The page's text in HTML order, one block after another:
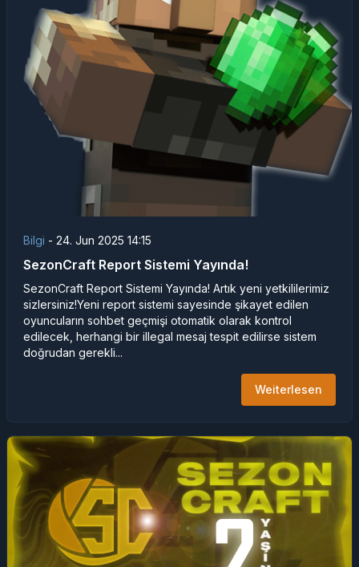
Bilgi - 24. Jun 2025 14:15
SezonCraft Report Sistemi Yayında!
SezonCraft Report Sistemi Yayında! Artık yeni yetkililerimiz
sizlersiniz!Yeni report sistemi sayesinde şikayet edilen
oyuncuların sohbet geçmişi otomatik olarak kontrol
edilecek, herhangi bir illegal mesaj tespit edilirse sistem
doğrudan gerekli...
Weiterlesen